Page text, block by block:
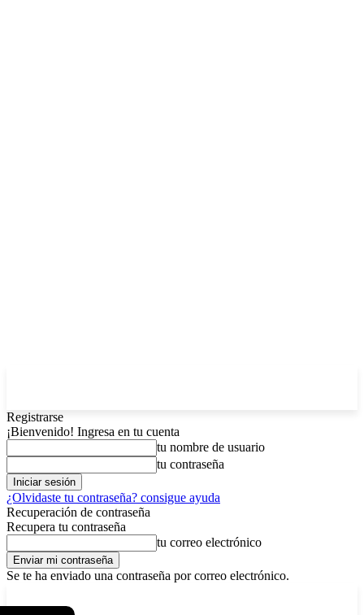
Registrarse
¡Bienvenido! Ingresa en tu cuenta
tu nombre de usuario
tu contraseña
¿Olvidaste tu contraseña? consigue ayuda
Recuperación de contraseña
Recupera tu contraseña
tu correo electrónico
Se te ha enviado una contraseña por correo electrónico.